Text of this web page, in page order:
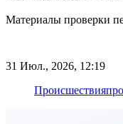
Материалы проверки
31 Июл., 2026, 12:19
Происшествия